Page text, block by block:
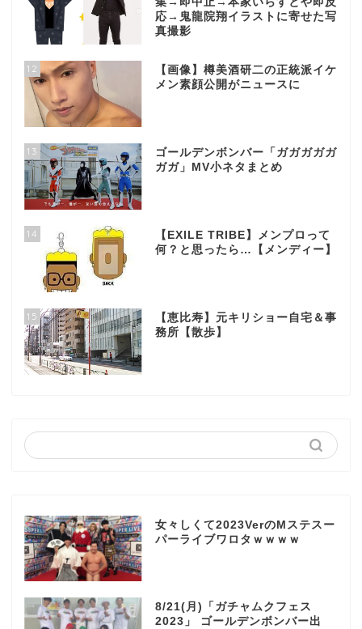
応→鬼龍院翔イラストに寄せた写
真撮影
12
【画像】樽美酒研二の正統派イケ
メン素顔公開がニュースに
13
ゴールデンボンバー「ガガガガガ
ガガ」MV小ネタまとめ
14
【EXILE TRIBE】メンプロって
何？と思ったら…【メンディー】
15
【恵比寿】元キリショー自宅＆事
務所【散歩】
女々しくて2023VerのMステスー
パーライブワロタｗｗｗｗ
8/21(月)「ガチャムクフェス
2023」 ゴールデンボンバー出